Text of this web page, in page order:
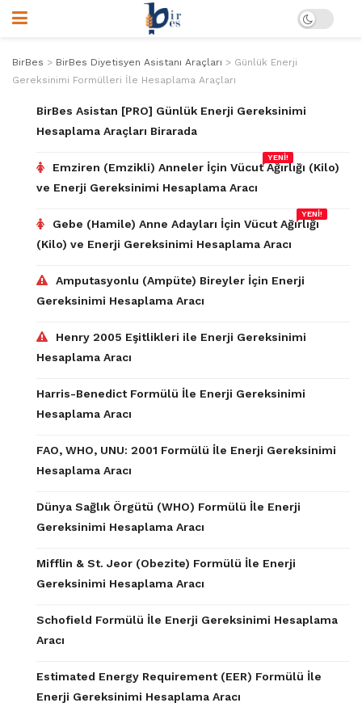
BirBes > BirBes Diyetisyen Asistanı Araçları > Günlük Enerji
Gereksinimi Formülleri İle Hesaplama Araçları
BirBes Asistan [PRO] Günlük Enerji Gereksinimi
Hesaplama Araçları Birarada
Emziren (Emzikli) Anneler İçin Vücut Ağırlığı (Kilo)
ve Enerji Gereksinimi Hesaplama Aracı
YENİ!
Gebe (Hamile) Anne Adayları İçin Vücut Ağırlığı
(Kilo) ve Enerji Gereksinimi Hesaplama Aracı
YENİ!
Amputasyonlu (Ampüte) Bireyler İçin Enerji
Gereksinimi Hesaplama Aracı
Henry 2005 Eşitlikleri ile Enerji Gereksinimi
Hesaplama Aracı
Harris-Benedict Formülü İle Enerji Gereksinimi
Hesaplama Aracı
FAO, WHO, UNU: 2001 Formülü İle Enerji Gereksinimi
Hesaplama Aracı
Dünya Sağlık Örgütü (WHO) Formülü İle Enerji
Gereksinimi Hesaplama Aracı
Mifflin & St. Jeor (Obezite) Formülü İle Enerji
Gereksinimi Hesaplama Aracı
Schofield Formülü İle Enerji Gereksinimi Hesaplama
Aracı
Estimated Energy Requirement (EER) Formülü İle
Enerji Gereksinimi Hesaplama Aracı